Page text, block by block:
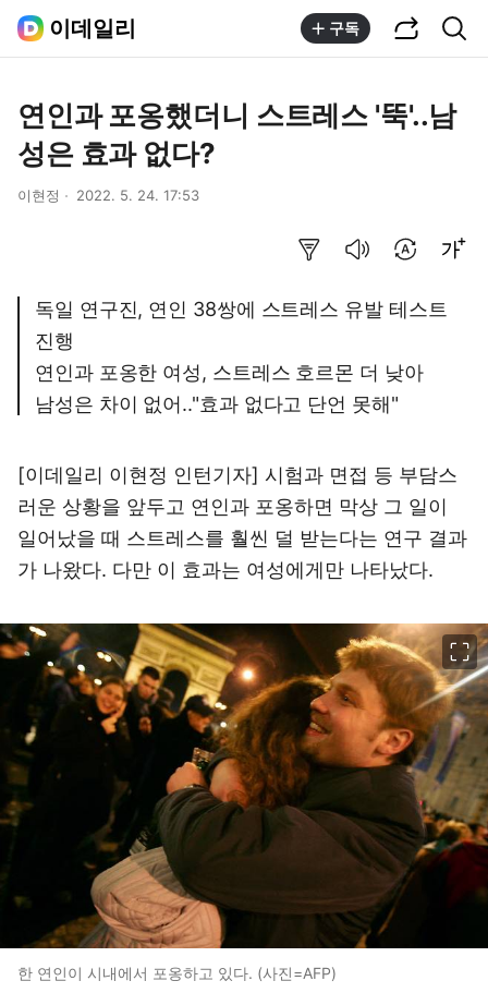
이데일리 구독
연인과 포옹했더니 스트레스 '뚝'..남
성은 효과 없다?
이현정 2022. 5. 24. 17:53
독일 연구진, 연인 38쌍에 스트레스 유발 테스트
진행
연인과 포옹한 여성, 스트레스 호르몬 더 낮아
남성은 차이 없어.."효과 없다고 단언 못해"
[이데일리 이현정 인턴기자] 시험과 면접 등 부담스
러운 상황을 앞두고 연인과 포옹하면 막상 그 일이
일어났을 때 스트레스를 훨씬 덜 받는다는 연구 결과
가 나왔다. 다만 이 효과는 여성에게만 나타났다.
한 연인이 시내에서 포옹하고 있다. (사진=AFP)